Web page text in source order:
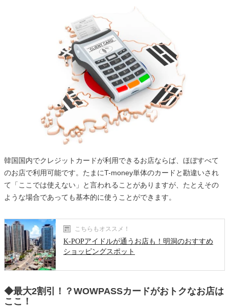
韓国国内でクレジットカードが利用できるお店ならば、ほぼすべて
のお店で利用可能です。たまにT-money単体のカードと勘違いされ
て「ここでは使えない」と言われることがありますが、たとえその
ような場合であっても基本的に使うことができます。
こちらもオススメ！
K-POPアイドルが通うお店も！明洞のおすすめ
ショッピングスポット
◆最大2割引！？WOWPASSカードがおトクなお店は
ここ！